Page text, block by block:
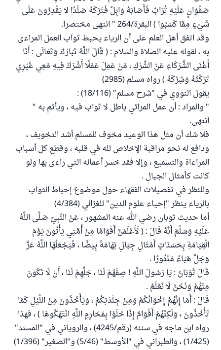
صَفْوَانٍ عَلَيْهِ تُرَابٌ فَأَصَابَهُ وَابِلٌ فَتَرَكَهُ صَلْدًا لا يَقْدِرُونَ عَلَى
شَيْءٍ مِمَّا كَسَبُوا ) البقرة/264 " انتهى مختصرا.
وقد اتفق أهل العلم على أن الرياء يحبط ثواب العمل المراءى
به ، لقوله عليه الصلاة والسلام : ( قَالَ اللَّهُ تَبَارَكَ وَتَعَالَى : أَنَا
أَغْنَى الشُّرَكَاءِ عَنْ الشِّرْكِ ، مَنْ عَمِلَ عَمَلًا أَشْرَكَ فِيهِ مَعِي غَيْرِي
تَرَكْتُهُ وَشِرْكَهُ ) رواه مسلم (2985)
يقول النووي في "شرح مسلم" (18/116) :
" والمراد : أن عمل المرائي باطل لا ثواب فيه ، ويأثم به "
انتهى.
فلا شك أن مثل هذا الوعيد مخوف للمسلم أشد التخويف ،
ودافع له نحو مراقبة الإخلاص لله في قلبه ، وقطع كل أسباب
المراءاة والتسميع ، وإلا فقد خسر أعماله التي راءى بها ولو
كانت كأمثال الجبال .
وللنظر في تفصيلات الفقهاء حول موضوع إحباط الثواب
بالرياء ينظر "إحياء علوم الدين" للغزالي (4/384)
أما حديث ثوبان رضي الله عنه المشهور ، عَنْ النَّبِيِّ صَلَّى اللَّهُ
عَلَيْهِ وَسَلَّمَ أَنَّهُ قَالَ : ( لَأَعْلَمَنَّ أَقْوَامًا مِنْ أُمَّتِي يَأْتُونَ يَوْمَ
الْقِيَامَةِ بِحَسَنَاتٍ أَمْثَالِ جِبَالِ تِهَامَةَ بِيضًا ، فَيَجْعَلُهَا اللَّهُ عَزَّ
وَجَلَّ هَبَاءً مَنْثُورًا .
قَالَ ثَوْبَانُ : يَا رَسُولَ اللَّهِ ! صِفْهُمْ لَنَا ، جَلِّهِمْ لَنَا ، أَنْ لَا نَكُونَ
مِنْهُمْ وَنَحْنُ لَا نَعْلَمُ .
قَالَ : أَمَا إِنَّهُمْ إِخْوَانُكُمْ وَمِنْ جِلْدَتِكُمْ ، وَيَأْخُذُونَ مِنْ اللَّيْلِ كَمَا
تَأْخُذُونَ ، وَلَكِنَّهُمْ أَقْوَامٌ إِذَا خَلَوْا بِمَحَارِمِ اللَّهِ انْتَهَكُوهَا ) ، فهذا
رواه ابن ماجه في سننه (رقم/4245) ، والروياني في "المسند"
(1/425) ، والطبراني في "الأوسط" (5/46) و"الصغير" (1/396)